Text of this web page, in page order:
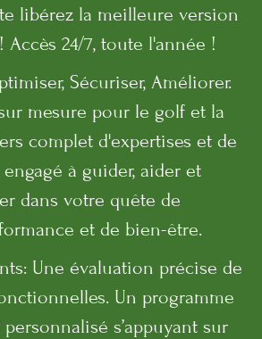
libérez la meilleure version
24/7, toute l'année !
Sécuriser, Améliorer.
mesure pour le golf et la
complet d'expertises et de
à guider, aider et
dans votre quête de
et de bien-être.
Une évaluation précise de
Un programme
s’appuyant sur